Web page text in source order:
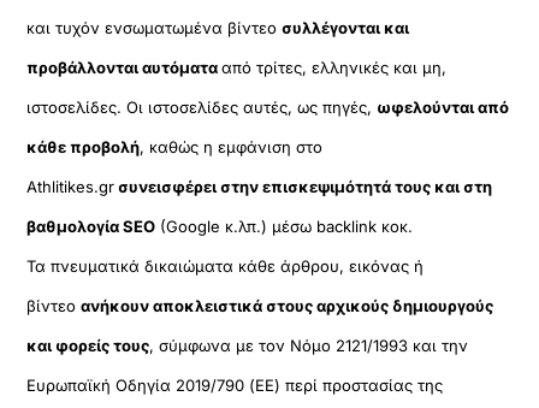
και τυχόν ενσωματωμένα βίντεοσυλλέγονται και
προβάλλονται αυτόματααπό τρίτες, ελληνικές και μη,
ιστοσελίδες. Οι ιστοσελίδες αυτές, ως πηγές, ωφελούνται από
κάθε προβολή, καθώς η εμφάνιση στο
Athlitikes.grσυνεισφέρει στην επισκεψιμότητά τους και στη
βαθμολογία SEO (Google κ.λπ.) μέσω backlink κοκ.
Τα πνευματικά δικαιώματα κάθε άρθρου, εικόνας ή
βίντεοανήκουν αποκλειστικά στους αρχικούς δημιουργούς
και φορείς τους, σύμφωνα με τον Νόμο 2121/1993 και την
Ευρωπαϊκή Οδηγία 2019/790 (ΕΕ) περί προστασίας της